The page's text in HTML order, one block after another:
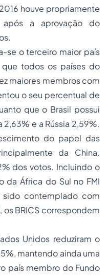
houve propriamente
a aprovação do
se o terceiro maior país
todos os países do
maiores membros com
o seu percentual de
que o Brasil possui
e a Rússia 2,59%.
do papel das
da China.
dos votos. Incluindo o
África do Sul no FMI
contemplado com
BRICS correspondem
Unidos reduziram o
mantendo ainda uma
país membro do Fundo